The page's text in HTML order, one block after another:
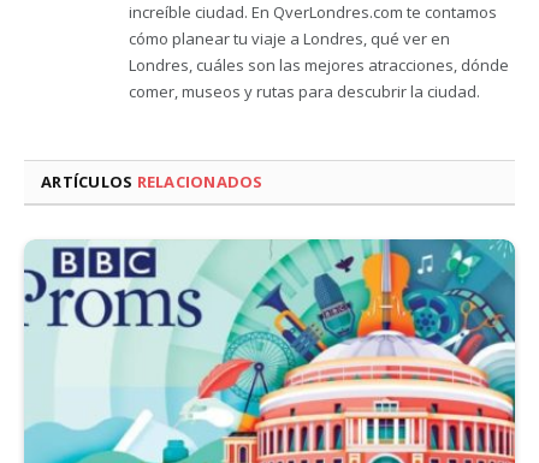
increíble ciudad. En QverLondres.com te contamos
cómo planear tu viaje a Londres, qué ver en
Londres, cuáles son las mejores atracciones, dónde
comer, museos y rutas para descubrir la ciudad.
ARTÍCULOS RELACIONADOS